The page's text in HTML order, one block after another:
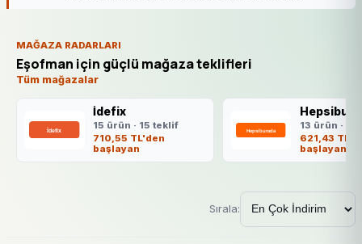
MAĞAZA RADARLARI
Eşofman için güçlü mağaza teklifleri
Tüm mağazalar
İdefix
15 ürün · 15 teklif
710,55 TL'den
başlayan
13 ürün ·
621,43
başlayan
Sırala: